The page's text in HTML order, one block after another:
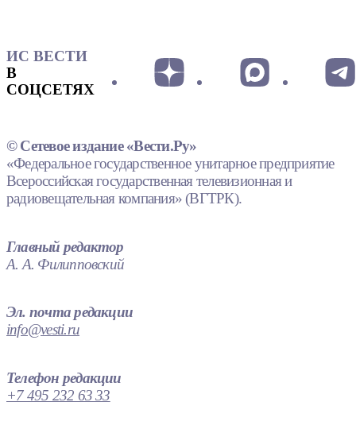
ИС ВЕСТИ
В
СОЦСЕТЯХ
© Сетевое издание «Вести.Ру»
«Федеральное государственное унитарное предприятие
Всероссийская государственная телевизионная и
радиовещательная компания» (ВГТРК).
Главный редактор
А. А. Филипповский
Эл. почта редакции
info@vesti.ru
Телефон редакции
+7 495 232 63 33